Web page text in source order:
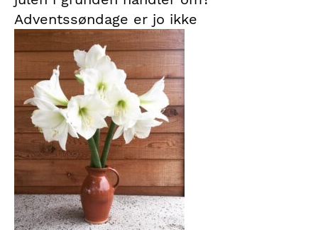
Adventssøndage er jo ikke